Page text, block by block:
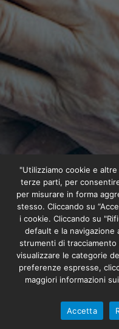
"Utilizziamo cookie e
terze parti, per
per misurare in forma
stesso. Cliccando su
i cookie. Cliccando su
default e la navigazione
strumenti di
visualizzare le categorie
preferenze espresse,
maggiori informazioni
Accetta